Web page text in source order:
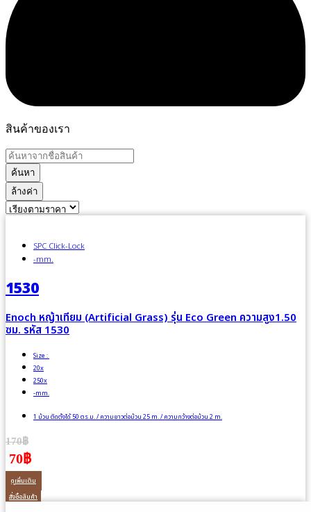
สินค้าของเรา
ค้นหา
ล้างค่า
SPC Click-Lock
-mm.
1530
Enoch หญ้าเทียม (Artificial Grass) รุ่น Eco Green ความสูง1.50
ซม. รหัส 1530
Size :
20x
250x
-mm.
1 ม้วน ติดตั้งได้ 50 ตร.ม. / ความยาวต่อม้วน 25 m. / ความกว้างต่อม้วน 2 m.
170฿
70฿
ดูเพิ่มเติม
สั่งซื้อสินค้า